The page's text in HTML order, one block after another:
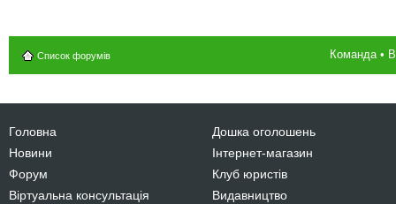
Список форумів Команда•
Головна
Новини
Форум
Віртуальна консультація
Дошка оголошень
Інтернет-магазин
Клуб юристів
Видавництво